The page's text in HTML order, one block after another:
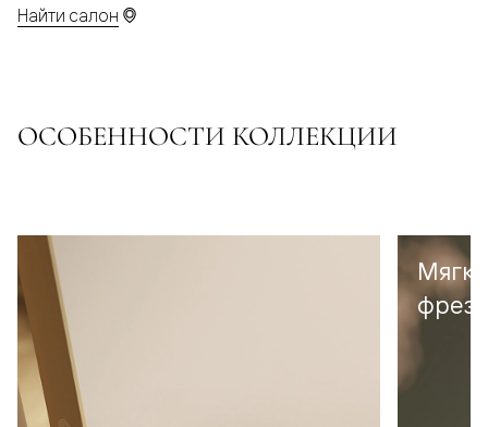
Найти салон
ОСОБЕННОСТИ КОЛЛЕКЦИИ